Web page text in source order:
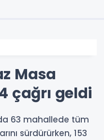
Masa
çağrı geldi
63 mahallede tüm
sürdürürken, 153